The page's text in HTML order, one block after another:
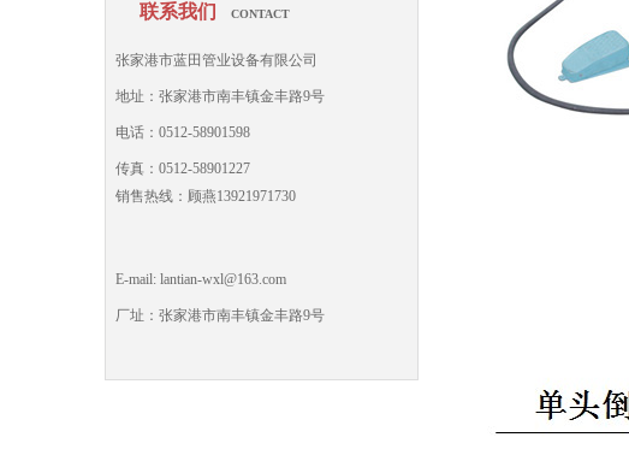
联系我们 CONTACT
张家港市蓝田管业设备有限公司
地址：张家港市南丰镇金丰路9号
电话：0512-58901598
传真：0512-58901227
销售热线：顾燕13921971730
E-mail: lantian-wxl@163.com
厂址：张家港市南丰镇金丰路9号